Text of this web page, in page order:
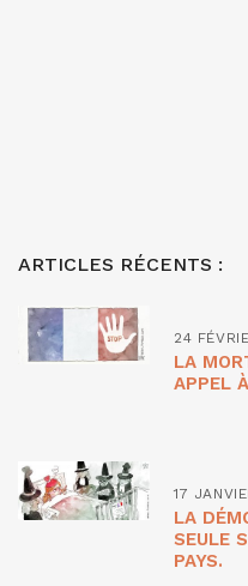
ARTICLES RÉCENTS :
24
LA
APPEL
17
LA
SEULE
PAYS.